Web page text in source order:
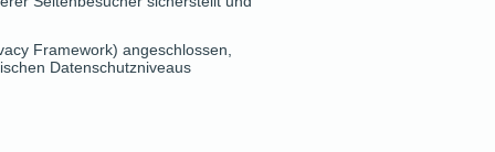
Framework) angeschlossen,
Datenschutzniveaus